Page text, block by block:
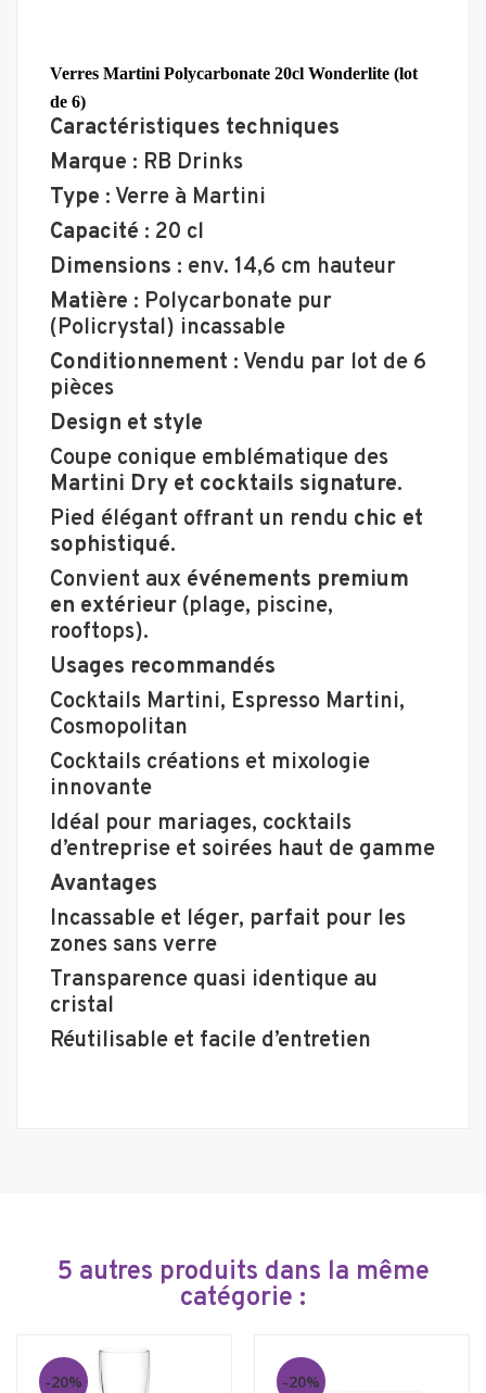
Verres Martini Polycarbonate 20cl Wonderlite (lot
de 6)
Caractéristiques techniques
Marque : RB Drinks
Type : Verre à Martini
Capacité : 20 cl
Dimensions : env. 14,6 cm hauteur
Matière : Polycarbonate pur
(Policrystal) incassable
Conditionnement : Vendu par lot de 6
pièces
Design et style
Coupe conique emblématique des
Martini Dry et cocktails signature.
Pied élégant offrant un rendu chic et
sophistiqué.
Convient aux événements premium
en extérieur (plage, piscine,
rooftops).
Usages recommandés
Cocktails Martini, Espresso Martini,
Cosmopolitan
Cocktails créations et mixologie
innovante
Idéal pour mariages, cocktails
d’entreprise et soirées haut de gamme
Avantages
Incassable et léger, parfait pour les
zones sans verre
Transparence quasi identique au
cristal
Réutilisable et facile d’entretien
5 autres produits dans la même
catégorie :
-20% -20%